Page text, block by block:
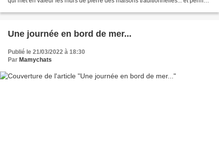
Une journée en bord de mer...
Publié le 21/03/2022 à 18:30
Par Mamychats